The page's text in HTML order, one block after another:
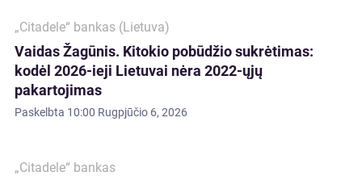
„Citadele“ bankas (Lietuva)
Vaidas Žagūnis. Kitokio pobūdžio sukrėtimas:
kodėl 2026-ieji Lietuvai nėra 2022-ųjų
pakartojimas
Paskelbta 10:00 Rugpjūčio 6, 2026
„Citadele“ bankas